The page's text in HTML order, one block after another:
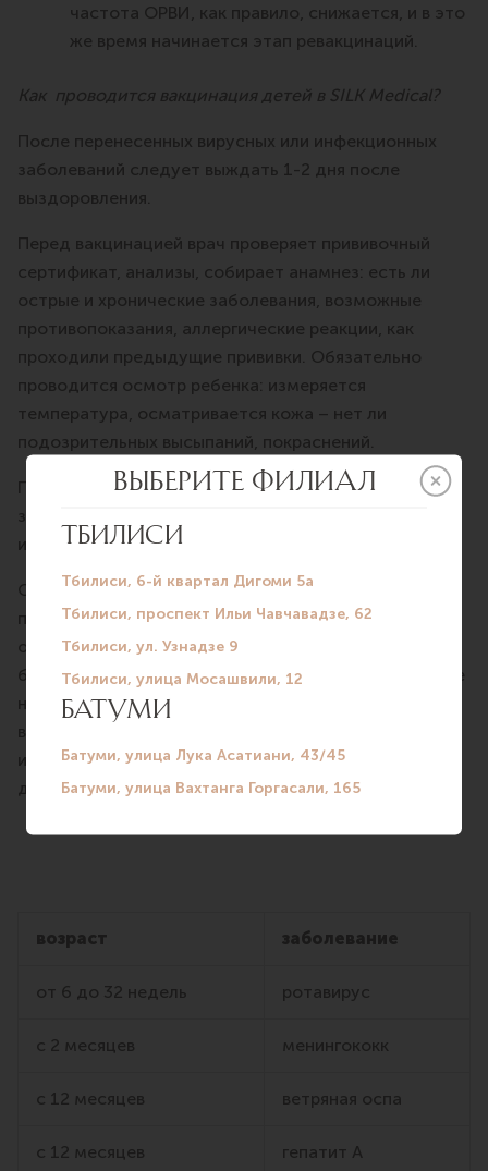
частота ОРВИ, как правило, снижается, и в это
же время начинается этап ревакцинаций.
Как проводится вакцинация детей в SILK Medical?
После перенесенных вирусных или инфекционных
заболеваний следует выждать 1-2 дня после
выздоровления.
Перед вакцинацией врач проверяет прививочный
сертификат, анализы, собирает анамнез: есть ли
острые и хронические заболевания, возможные
противопоказания, аллергические реакции, как
проходили предыдущие прививки. Обязательно
проводится осмотр ребенка: измеряется
температура, осматривается кожа – нет ли
подозрительных высыпаний, покраснений.
После постановки вакцины мы рекомендуем
задержаться в клинике на 30 минут для наблюдения
и оценки состояния здоровья ребенка.
Обращаем ваше внимание, что обязательные
прививки — это те вакцины, которые
обеспечиваются государством, исходя из его
бюджета. Чем обеспеченнее государство, тем шире
национальный календарь. Советуем обратить
внимание на перечень прививок от управляемых
инфекций, которые мы рекомендуем включить в
дополнительные профилактические меры.
возраст заболевание
от 6 до 32 недель ротавирус
с 2 месяцев менингококк
с 12 месяцев ветряная оспа
с 12 месяцев гепатит A